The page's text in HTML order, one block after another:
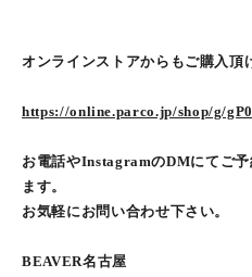
オンラインストアからもご購入頂
https://online.parco.jp/shop/g/
お電話やInstagramのDMにてご
ます。
お気軽にお問い合わせ下さい。
BEAVER名古屋